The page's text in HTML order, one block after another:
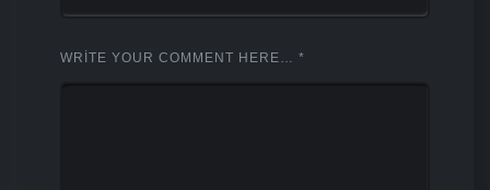
WRITE YOUR COMMENT HERE… *